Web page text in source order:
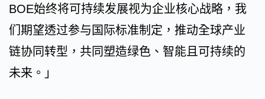
BOE始终将可持续发展视为企业核心战略，我
们期望透过参与国际标准制定，推动全球产业
链协同转型，共同塑造绿色、智能且可持续的
未来。」